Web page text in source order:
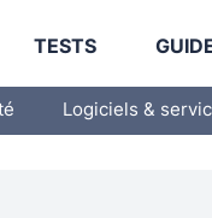
TESTS
Logiciels &